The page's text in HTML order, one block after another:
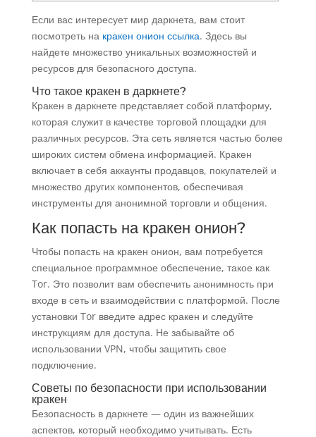
Если вас интересует мир даркнета, вам стоит
посмотреть на кракен онион ссылка. Здесь вы
найдете множество уникальных возможностей и
ресурсов для безопасного доступа.
Что такое кракен в даркнете?
Кракен в даркнете представляет собой платформу,
которая служит в качестве торговой площадки для
различных ресурсов. Эта сеть является частью более
широких систем обмена информацией. Кракен
включает в себя аккаунты продавцов, покупателей и
множество других компонентов, обеспечивая
инструменты для анонимной торговли и общения.
Как попасть на кракен онион?
Чтобы попасть на кракен онион, вам потребуется
специальное программное обеспечение, такое как
Tor. Это позволит вам обеспечить анонимность при
входе в сеть и взаимодействии с платформой. После
установки Tor введите адрес кракен и следуйте
инструкциям для доступа. Не забывайте об
использовании VPN, чтобы защитить свое
подключение.
Советы по безопасности при использовании
кракен
Безопасность в даркнете — один из важнейших
аспектов, который необходимо учитывать. Есть